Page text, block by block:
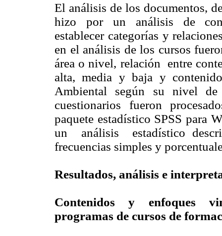
El análisis de los documentos,
hizo por un análisis de
establecer categorías y
en el análisis de los cursos
área o nivel, relación entre
alta, media y baja y
Ambiental según su nivel
cuestionarios fueron
paquete estadístico SPSS
un análisis estadístico
frecuencias simples y
Resultados, análisis e
Contenidos y enfoques
programas de cursos de